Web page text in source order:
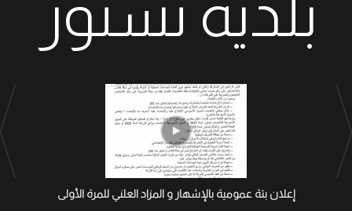
بلدية تستور
إعلان بتة عمومية بالإشهار و المزاد العلني للمرة الأولى